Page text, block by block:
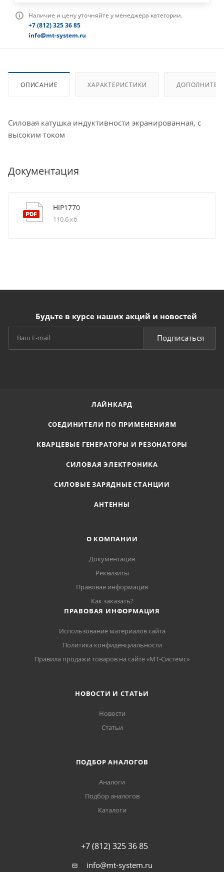
Наличие и цену уточняйте у менеджера категории.
+7 (812) 325 36 85
info@mt-system.ru
ОПИСАНИЕ ХАРАКТЕРИСТИКИ
Силовая катушка индуктивности экранированная, с
высоким током
Документация
HIP1770
110,6 кб
Будьте в курсе наших акций и новостей
Подписаться
ЛАЙНКАРД
СОЕДИНИТЕЛИ ПО ПРИМЕНЕНИЯМ
КВАРЦЕВЫЕ ГЕНЕРАТОРЫ И РЕЗОНАТОРЫ
СИЛОВАЯ ЭЛЕКТРОНИКА
СИЛОВЫЕ ЗАРЯДНЫЕ СТАНЦИИ
АНТЕННЫ
О КОМПАНИИ
Документация
Реквизиты
Правовая информация
Как заказать?
ПРАВОВАЯ ИНФОРМАЦИЯ
Использование материалов сайта
Политика конфиденциальности
Правила продажи товаров на сайте «МТ-Системс»
НОВОСТИ И СТАТЬИ
Новости
Статьи
ПОДБОР АНАЛОГОВ
Аналоги
Подбор аналогов
Каталоги
+7 (812) 325 36 85
info@mt-system.ru